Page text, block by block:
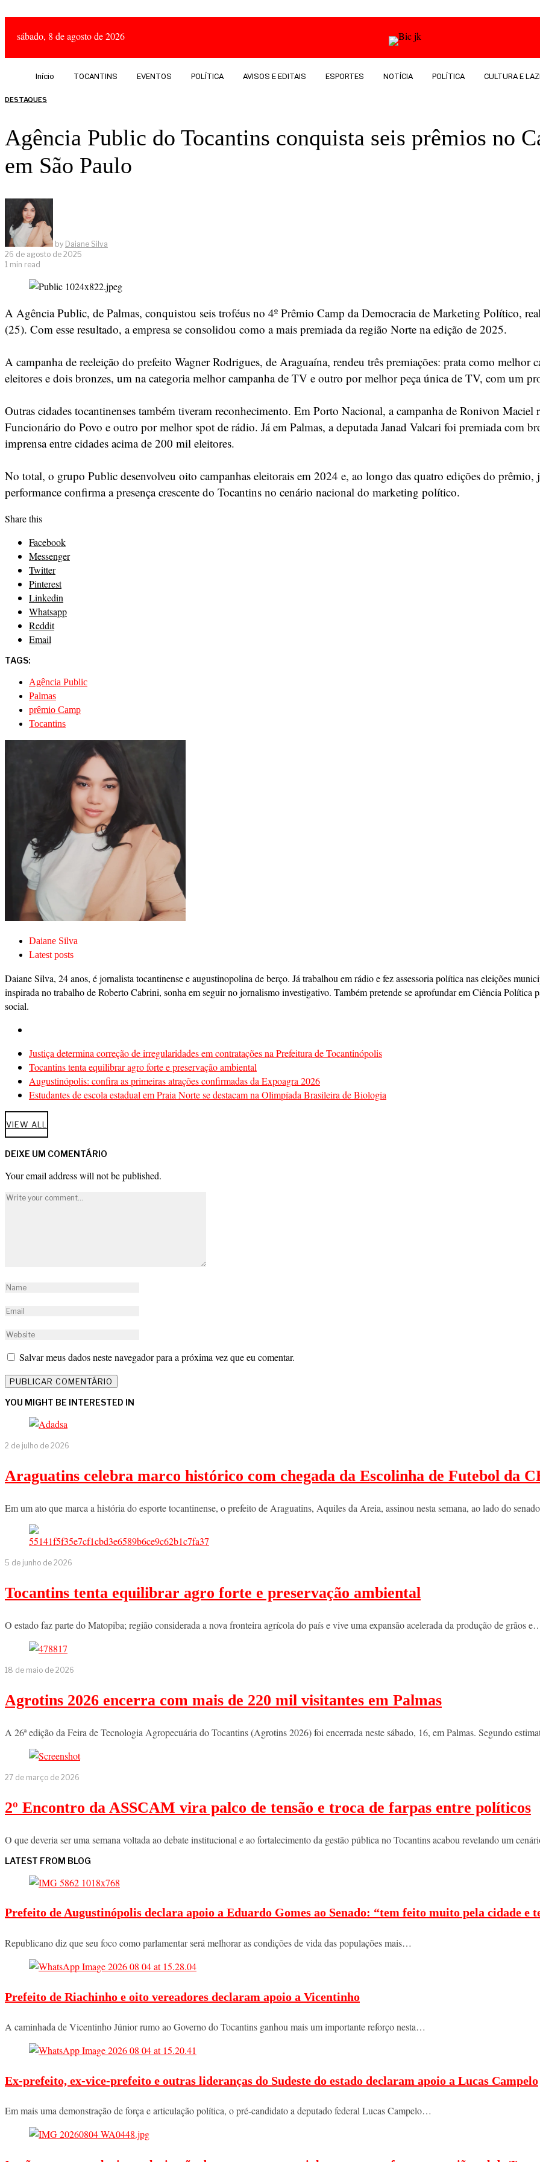
sábado, 8 de agosto de 2026
Início TOCANTINS EVENTOS POLÍTICA AVISOS E EDITAIS ESPORTES NOTÍCIA POLÍTICA CULTURA E
DESTAQUES
Agência Public do Tocantins conquista seis prêmios no
em São Paulo
by Daiane Silva
26 de agosto de 2025
1 min read
A Agência Public, de Palmas, conquistou seis troféus no 4º Prêmio Camp da Democracia de Marketing Político,
(25). Com esse resultado, a empresa se consolidou como a mais premiada da região Norte na edição de 2025.
A campanha de reeleição do prefeito Wagner Rodrigues, de Araguaína, rendeu três premiações: prata como melhor
eleitores e dois bronzes, um na categoria melhor campanha de TV e outro por melhor peça única de TV, com um
Outras cidades tocantinenses também tiveram reconhecimento. Em Porto Nacional, a campanha de Ronivon
Funcionário do Povo e outro por melhor spot de rádio. Já em Palmas, a deputada Janad Valcari foi premiada com
imprensa entre cidades acima de 200 mil eleitores.
No total, o grupo Public desenvolveu oito campanhas eleitorais em 2024 e, ao longo das quatro edições do prêmio,
performance confirma a presença crescente do Tocantins no cenário nacional do marketing político.
Share this
Facebook
Messenger
Twitter
Pinterest
Linkedin
Whatsapp
Reddit
Email
TAGS:
Agência Public
Palmas
prêmio Camp
Tocantins
Daiane Silva
Latest posts
Daiane Silva, 24 anos, é jornalista tocantinense e augustinopolina de berço. Já trabalhou em rádio e fez assessoria política nas eleições
inspirada no trabalho de Roberto Cabrini, sonha em seguir no jornalismo investigativo. Também pretende se aprofundar em Ciência Política
social.
Justiça determina correção de irregularidades em contratações na Prefeitura de Tocantinópolis
Tocantins tenta equilibrar agro forte e preservação ambiental
Augustinópolis: confira as primeiras atrações confirmadas da Expoagra 2026
Estudantes de escola estadual em Praia Norte se destacam na Olimpíada Brasileira de Biologia
VIEW ALL
DEIXE UM COMENTÁRIO
Your email address will not be published.
Salvar meus dados neste navegador para a próxima vez que eu comentar.
YOU MIGHT BE INTERESTED IN
2 de julho de 2026
Araguatins celebra marco histórico com chegada da Escolinha de Futebol da
Em um ato que marca a história do esporte tocantinense, o prefeito de Araguatins, Aquiles da Areia, assinou nesta semana, ao lado do
5 de junho de 2026
Tocantins tenta equilibrar agro forte e preservação ambiental
O estado faz parte do Matopiba; região considerada a nova fronteira agrícola do país e vive uma expansão acelerada da produção de grãos
18 de maio de 2026
Agrotins 2026 encerra com mais de 220 mil visitantes em Palmas
A 26ª edição da Feira de Tecnologia Agropecuária do Tocantins (Agrotins 2026) foi encerrada neste sábado, 16, em Palmas. Segundo
27 de março de 2026
2º Encontro da ASSCAM vira palco de tensão e troca de farpas entre políticos
O que deveria ser uma semana voltada ao debate institucional e ao fortalecimento da gestão pública no Tocantins acabou revelando um
LATEST FROM BLOG
Prefeito de Augustinópolis declara apoio a Eduardo Gomes ao Senado: “tem feito muito pela cidade e
Republicano diz que seu foco como parlamentar será melhorar as condições de vida das populações mais…
Prefeito de Riachinho e oito vereadores declaram apoio a Vicentinho
A caminhada de Vicentinho Júnior rumo ao Governo do Tocantins ganhou mais um importante reforço nesta…
Ex-prefeito, ex-vice-prefeito e outras lideranças do Sudeste do estado declaram apoio a Lucas Campelo
Em mais uma demonstração de força e articulação política, o pré-candidato a deputado federal Lucas Campelo…